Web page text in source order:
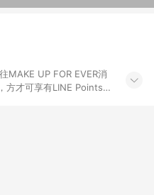
MAKE UP FOR EVER消
方才可享有LINE Points回